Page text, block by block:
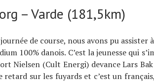
– Varde (181,5km)
de course, nous avons pu assister
100% danois. C’est la jeunesse qui
Nielsen (Cult Energi) devance Lars
retard sur les fuyards et c’est un